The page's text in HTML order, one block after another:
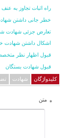
راه اثبات تجاوز به عنف
خطر جانی داشتن
تعارض جزئی شهادت
اشکال داشتن شهادت
قبول اظهار نظر
قبول شهادت بستگان
کلیدواژگان شهادت
* متن